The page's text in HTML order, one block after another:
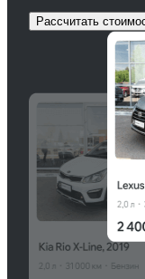
Рассчитать